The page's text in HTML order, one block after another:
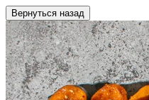
Вернуться назад